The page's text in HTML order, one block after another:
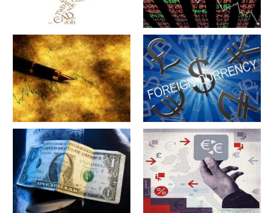
军工股[中简科技](300777)的公
司详细资料
军工股[上海瀚讯](300762)的公
司详细资料
军工股[昊华科技](600378)的公
司详细资料
江苏省[广大特材](688186)的公
司详细资料